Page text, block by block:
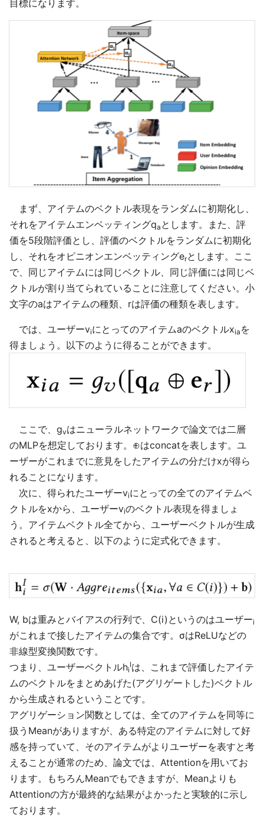
目標になります。
まず、アイテムのベクトル表現をランダムに初期化し、
それをアイテムエンベッティングqa とします。また、評
価を5段階評価とし、評価のベクトルをランダムに初期化
し、それをオピニオンエンベッティングerとします。ここ
で、同じアイテムには同じベクトル、同じ評価には同じベ
クトルが割り当てられていることに注意してください。小
文字のaはアイテムの種類、rは評価の種類を表します。
では、ユーザーviにとってのアイテムaのベクトルxia を
得ましょう。以下のように得ることができます。
ここで、gvはニューラルネットワークで論文では二層
のMLPを想定しております。⊕はconcatを表します。ユ
ーザーがこれまでに意見をしたアイテムの分だけxが得ら
れることになります。
次に、得られたユーザーviにとっての全てのアイテムベ
クトルをxから、ユーザーviのベクトル表現を得ましょ
う。アイテムベクトル全てから、ユーザーベクトルが生成
されると考えると、以下のように定式化できます。
W, bは重みとバイアスの行列で、C(i)というのはユーザーi
がこれまで接したアイテムの集合です。σはReLUなどの
非線型変換関数です。
つまり、ユーザーベクトルhi
Iは、これまで評価したアイテ
ムのベクトルをまとめあげた(アグリゲートした)ベクトル
から生成されるということです。
アグリゲーション関数としては、全てのアイテムを同等に
扱うMeanがありますが、ある特定のアイテムに対して好
感を持っていて、そのアイテムがよりユーザーを表すと考
えることが通常のため、論文では、Attentionを用いてお
ります。もちろんMeanでもできますが、Meanよりも
Attentionの方が最終的な結果がよかったと実験的に示し
ております。